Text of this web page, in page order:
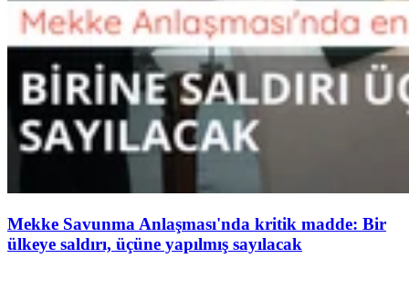
Mekke Savunma Anlaşması'nda kritik madde: Bir
ülkeye saldırı, üçüne yapılmış sayılacak